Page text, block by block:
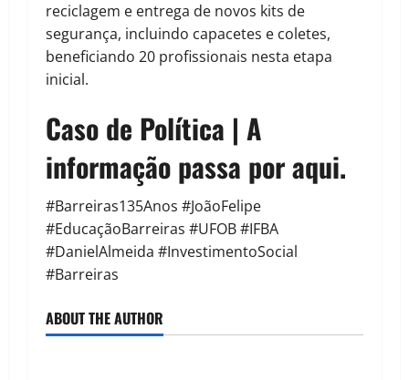
reciclagem e entrega de novos kits de
segurança, incluindo capacetes e coletes,
beneficiando 20 profissionais nesta etapa
inicial.
Caso de Política | A
informação passa por aqui.
#Barreiras135Anos #JoãoFelipe
#EducaçãoBarreiras #UFOB #IFBA
#DanielAlmeida #InvestimentoSocial
#Barreiras
ABOUT THE AUTHOR